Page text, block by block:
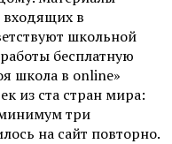
входящих в
школьной
бесплатную
школа в online»
из ста стран мира:
три
на сайт повторно.